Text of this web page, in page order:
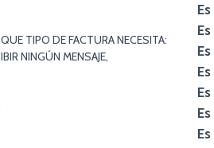
TIPO DE FACTURA NECESITA:
NINGÚN MENSAJE,